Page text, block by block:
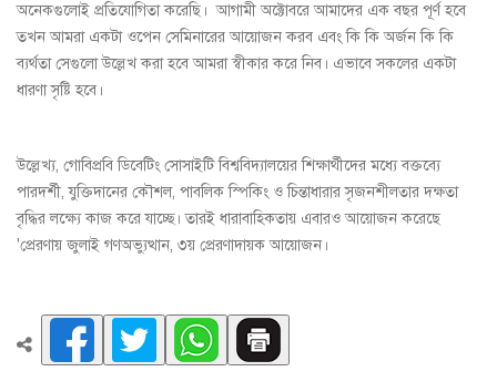
অনেকগুলোই প্রতিযোগিতা করেছি। আগামী অক্টোবরে আমাদের এক বছর পূর্ণ হবে
তখন আমরা একটা ওপেন সেমিনারের আয়োজন করব এবং কি কি অর্জন কি কি
ব্যর্থতা সেগুলো উল্লেখ করা হবে আমরা স্বীকার করে নিব। এভাবে সকলের একটা
ধারণা সৃষ্টি হবে।
উল্লেখ্য, গোবিপ্রবি ডিবেটিং সোসাইটি বিশ্ববিদ্যালয়ের শিক্ষার্থীদের মধ্যে বক্তব্যে
পারদর্শী, যুক্তিদানের কৌশল, পাবলিক স্পিকিং ও চিন্তাধারার সৃজনশীলতার দক্ষতা
বৃদ্ধির লক্ষ্যে কাজ করে যাচ্ছে। তারই ধারাবাহিকতায় এবারও আয়োজন করেছে
'প্রেরণায় জুলাই গণঅভ্যুত্থান, ৩য় প্রেরণাদায়ক আয়োজন।